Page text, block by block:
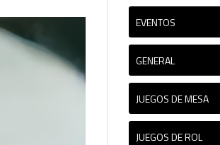
EVENTOS
GENERAL
JUEGOS DE MESA
JUEGOS DE ROL